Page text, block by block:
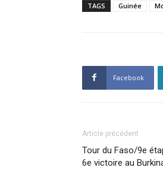
TAGS Guinée
Facebook
Article précédent
Tour du Faso/9e
6e victoire au